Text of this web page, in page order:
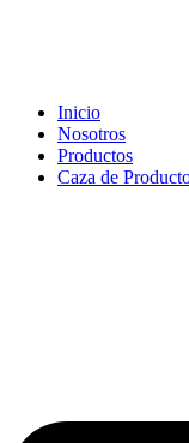
Inicio
Nosotros
Productos
Caza de